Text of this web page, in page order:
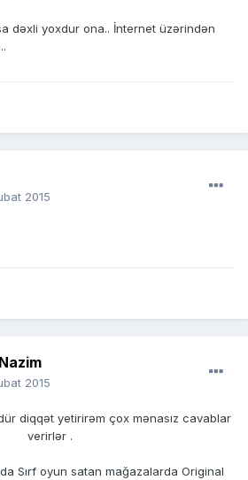
dəxli yoxdur ona.. İnternet üzərindən
2015
2015
diqqət yetirirəm çox mənasız cavablar
verirlər .
Sırf oyun satan mağazalarda Original